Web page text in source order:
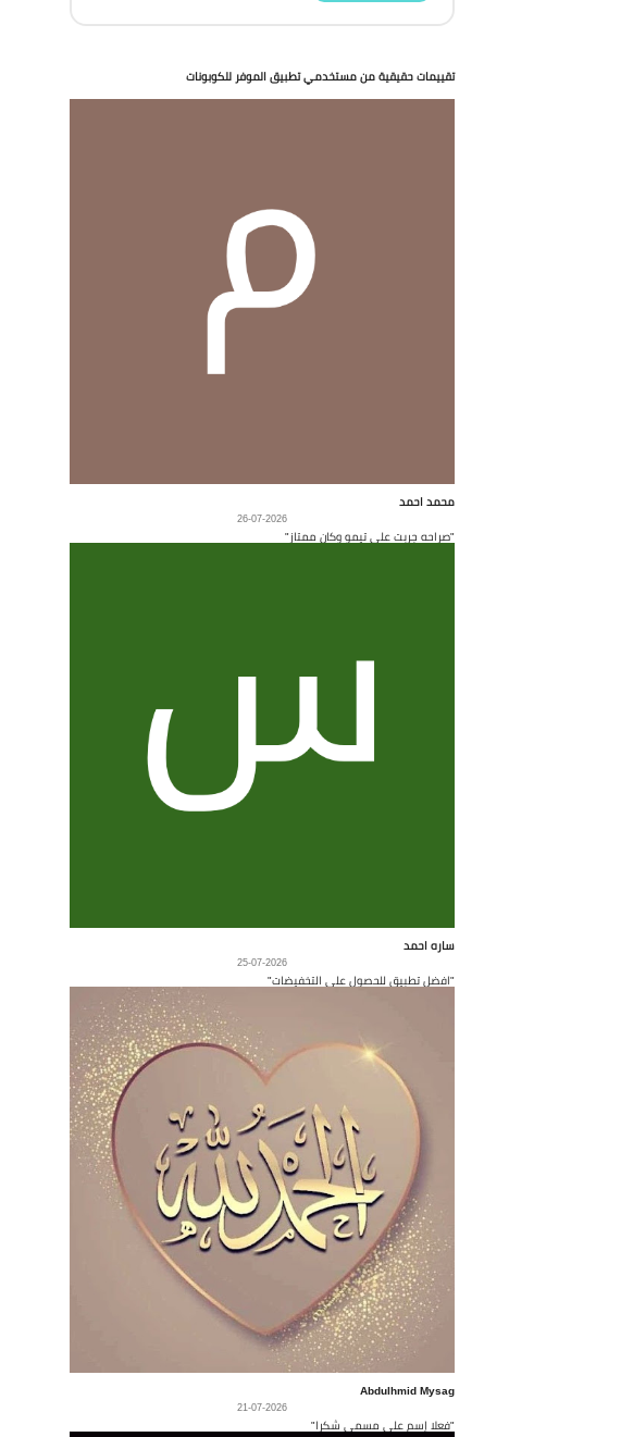
تقييمات حقيقية من مستخدمي تطبيق الموفر للكوبونات
محمد احمد
26-07-2026
"صراحه جربت على تيمو وكان ممتاز"
ساره احمد
25-07-2026
"افضل تطبيق للحصول على التخفيضات"
Abdulhmid Mysag
21-07-2026
"فعلا إسم على مسمى شكرا"